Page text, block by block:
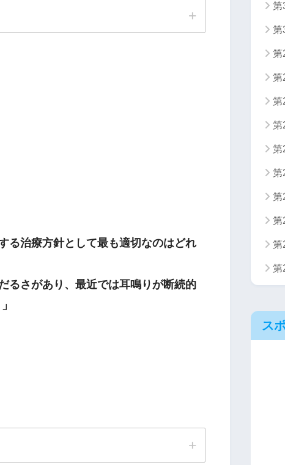
治療方針として最も適切なのはどれ
るさがあり、最近では耳鳴りが断続的
第
第
第
第
第
第
第
第
第
第
第
第
ス